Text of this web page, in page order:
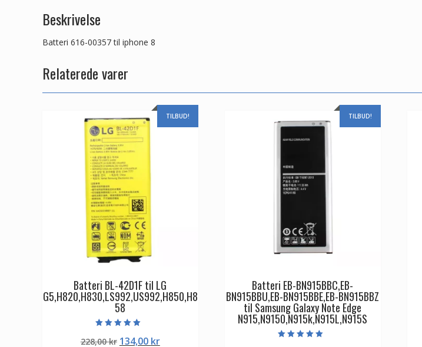
Beskrivelse
Batteri 616-00357 til iphone 8
Relaterede varer
TILBUD!
Batteri BL-42D1F til LG
G5,H820,H830,LS992,US992,H850,H8
58
5.00
228,00kr Den
134,00 krDen
TILBUD!
Batteri EB-BN915BBC,EB-
BN915BBU,EB-BN915BBE,EB-BN915BBZ
til Samsung Galaxy Note Edge
N915,N9150,N915k,N915L,N915S